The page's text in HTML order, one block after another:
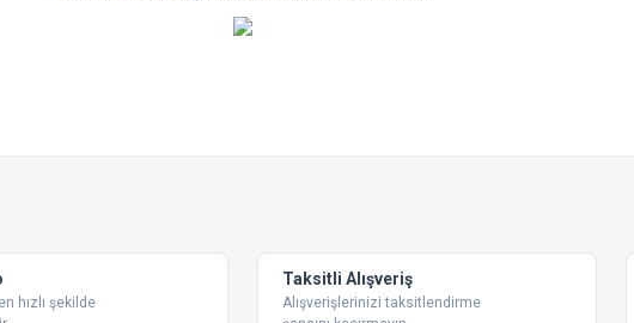
hızlı şekilde
Taksitli Alışveriş
Alışverişlerinizi taksitlendirme